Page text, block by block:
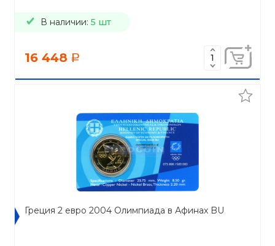
В наличии: 5 шт
16 448 a
Греция 2 евро 2004 Олимпиада в Афинах BU